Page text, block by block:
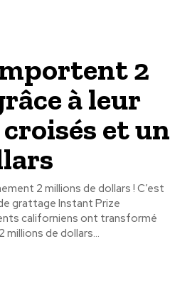
2
à leur
et un
2 millions de dollars ! C’est
grattage Instant Prize
californiens ont transformé
millions de dollars...